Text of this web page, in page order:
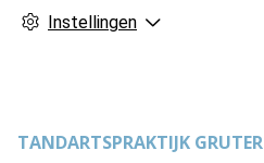
Instellingen
TANDARTSPRAKTIJK GRUTER